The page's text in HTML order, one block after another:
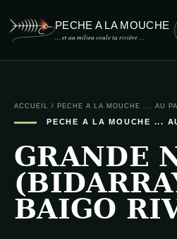
PECHE A LA MOUCHE
… et au milieu coule ta rivière …
ACCUEIL / PECHE A LA MOUCHE ... AU
PECHE A LA MOUCHE ...
GRANDE
BAIGO